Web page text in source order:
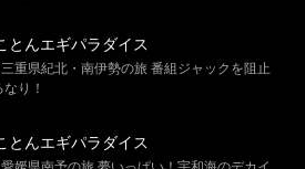
とんエギパラダイス
三重県紀北・南伊勢の旅 番組ジャックを阻止
り！
とんエギパラダイス